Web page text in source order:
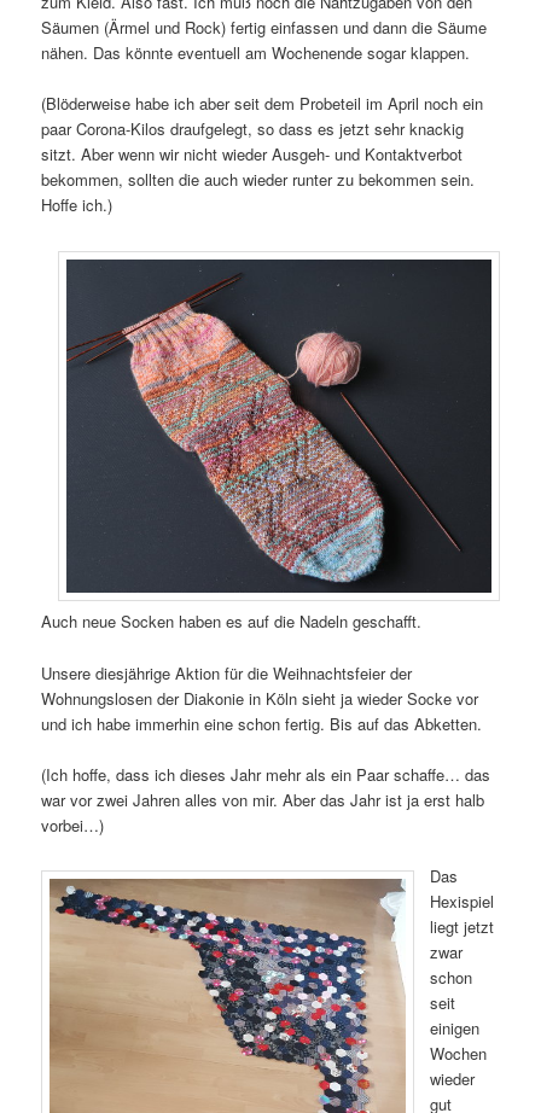
Säumen (Ärmel und Rock) fertig einfassen und dann die Säume
nähen. Das könnte eventuell am Wochenende sogar klappen.
(Blöderweise habe ich aber seit dem Probeteil im April noch ein
paar Corona-Kilos draufgelegt, so dass es jetzt sehr knackig
sitzt. Aber wenn wir nicht wieder Ausgeh- und Kontaktverbot
bekommen, sollten die auch wieder runter zu bekommen sein.
Hoffe ich.)
Auch neue Socken haben es auf die Nadeln geschafft.
Unsere diesjährige Aktion für die Weihnachtsfeier der
Wohnungslosen der Diakonie in Köln sieht ja wieder Socke vor
und ich habe immerhin eine schon fertig. Bis auf das Abketten.
(Ich hoffe, dass ich dieses Jahr mehr als ein Paar schaffe… das
war vor zwei Jahren alles von mir. Aber das Jahr ist ja erst halb
vorbei…)
Das
Hexispiel
liegt jetzt
zwar
schon
seit
einigen
Wochen
wieder
gut